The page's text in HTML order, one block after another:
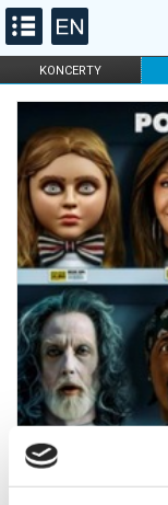
KONCERTY
FILHARMONIA
DLA DZIECI